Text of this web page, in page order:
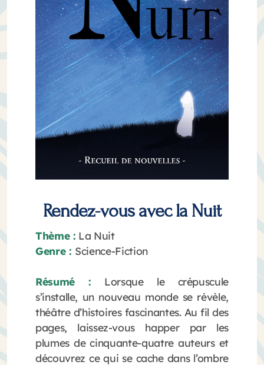
Rendez-vous avec la Nuit
Thème : La Nuit
Genre : Science-Fiction
Résumé :
Lorsque le crépuscule
s’installe, un nouveau monde se révèle,
théâtre d’histoires fascinantes. Au fil des
pages, laissez-vous happer par les
plumes de cinquante-quatre auteurs et
découvrez ce qui se cache dans l’ombre